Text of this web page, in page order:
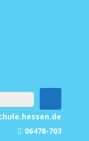
06478-703